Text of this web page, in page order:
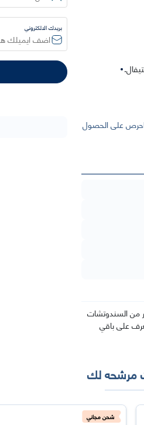
احرص على الحصول
من السندوتشات
على باقي
بريدك الالكتروني
مرشحه لك
شحن مجاني